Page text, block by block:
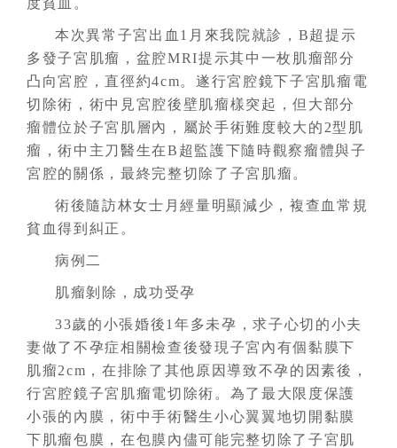
度貧血。
本次異常子宮出血1月來我院就診，B超提示
多發子宮肌瘤，盆腔MRI提示其中一枚肌瘤部分
凸向宮腔，直徑約4cm。遂行宮腔鏡下子宮肌瘤電
切除術，術中見宮腔後壁肌瘤樣突起，但大部分
瘤體位於子宮肌層內，屬於手術難度較大的2型肌
瘤，術中主刀醫生在B超監護下隨時觀察瘤體與子
宮腔的關係，最終完整切除了子宮肌瘤。
術後隨訪林女士月經量明顯減少，複查血常規
貧血得到糾正。
病例二
肌瘤剝除，成功受孕
33歲的小張婚後1年多未孕，求子心切的小夫
妻做了不孕症相關檢查後發現子宮內有個黏膜下
肌瘤2cm，在排除了其他原因導致不孕的因素後，
行宮腔鏡子宮肌瘤電切除術。為了最大限度保護
小張的內膜，術中手術醫生小心翼翼地切開黏膜
下肌瘤包膜，在包膜內儘可能完整切除了子宮肌